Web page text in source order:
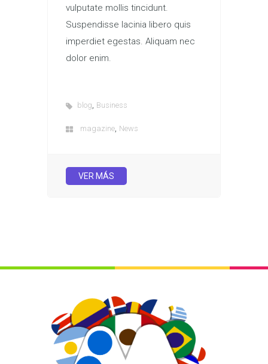
vulputate mollis tincidunt.
Suspendisse lacinia libero quis
imperdiet egestas. Aliquam nec
dolor enim.
blog, Business
magazine, News
VER MÁS